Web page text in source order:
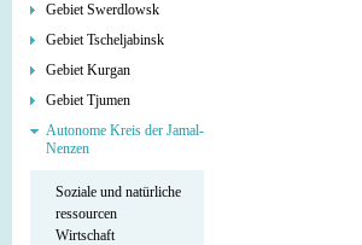
Gebiet Swerdlowsk
Gebiet Tscheljabinsk
Gebiet Kurgan
Gebiet Tjumen
Autonome Kreis der Jamal-
Nenzen
Soziale und natürliche
ressourcen
Wirtschaft